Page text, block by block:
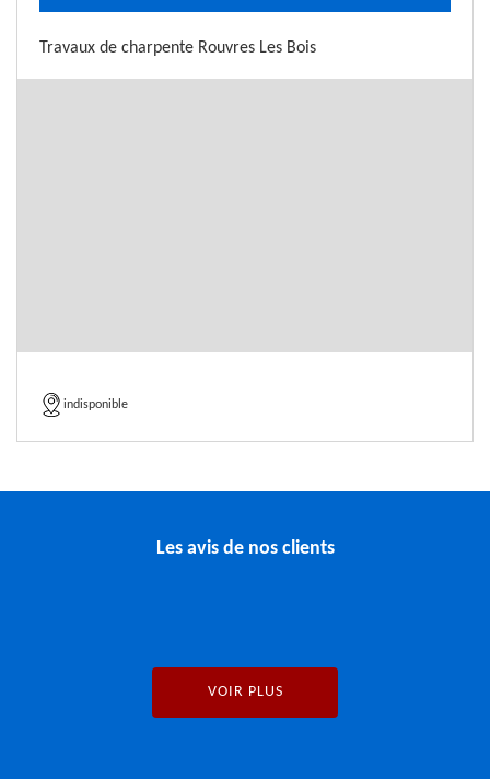
Travaux de charpente Rouvres Les Bois
indisponible
Les avis de nos clients
VOIR PLUS